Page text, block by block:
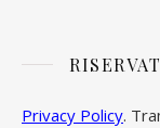
Privacy Policy.